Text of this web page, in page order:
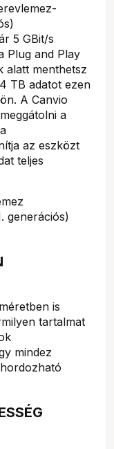
5 GBit/s
Plug and Play
alatt menthetsz
TB adatot ezen
A Canvio
a
az eszközt
teljes
generációs)
is
tartalmat
mindez